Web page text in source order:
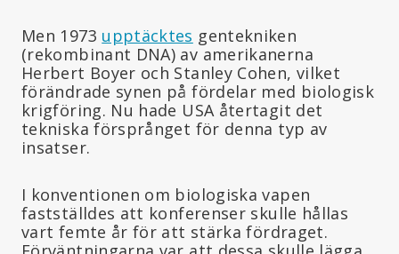
Men 1973 upptäcktes gentekniken
(rekombinant DNA) av amerikanerna
Herbert Boyer och Stanley Cohen, vilket
förändrade synen på fördelar med biologisk
krigföring. Nu hade USA återtagit det
tekniska försprånget för denna typ av
insatser.
I konventionen om biologiska vapen
fastställdes att konferenser skulle hållas
vart femte år för att stärka fördraget.